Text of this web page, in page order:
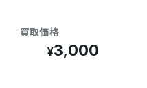
買取価格
3,000